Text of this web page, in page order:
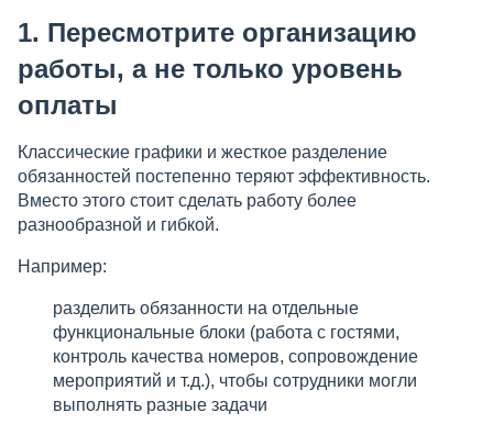
1. Пересмотрите организацию
работы, а не только уровень
оплаты
Классические графики и жесткое разделение
обязанностей постепенно теряют эффективность.
Вместо этого стоит сделать работу более
разнообразной и гибкой.
Например:
разделить обязанности на отдельные
функциональные блоки (работа с гостями,
контроль качества номеров, сопровождение
мероприятий и т.д.), чтобы сотрудники могли
выполнять разные задачи